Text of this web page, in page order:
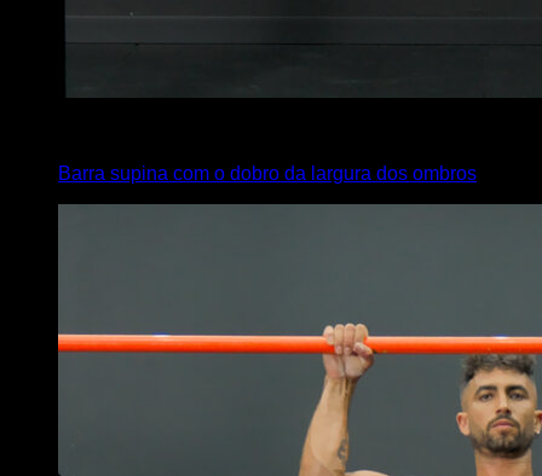
Barra supina com o dobro da largura dos ombros